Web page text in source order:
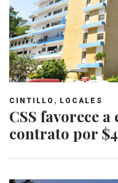
CINTILLO , LOCALES
CSS favorece
contrato por